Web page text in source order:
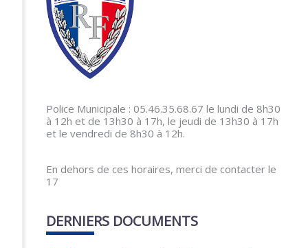
Police Municipale : 05.46.35.68.67 le lundi de 8h30
à 12h et de 13h30 à 17h, le jeudi de 13h30 à 17h
et le vendredi de 8h30 à 12h.
En dehors de ces horaires, merci de contacter le
17
DERNIERS DOCUMENTS